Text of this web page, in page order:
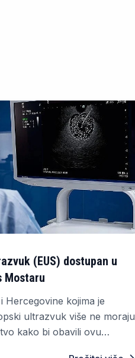
(EUS) dostupan u
Hercegovine kojima je
ultrazvuk više ne moraju
kako bi obavili ovu